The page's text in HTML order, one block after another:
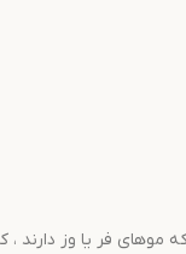
فر یا وز دارند ،